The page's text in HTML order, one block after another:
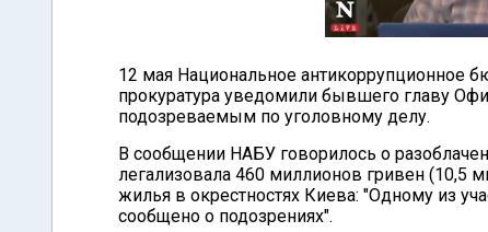
12 мая Национальное антикоррупционное
прокуратура уведомили бывшего главу
подозреваемым по уголовному делу.
В сообщении НАБУ говорилось о
легализовала 460 миллионов гривен (10,5
жилья в окрестностях Киева: "Одному из
сообщено о подозрениях".